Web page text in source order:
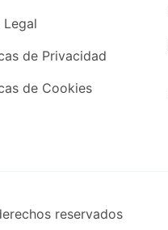
Legal
de Privacidad
de Cookies
reservados